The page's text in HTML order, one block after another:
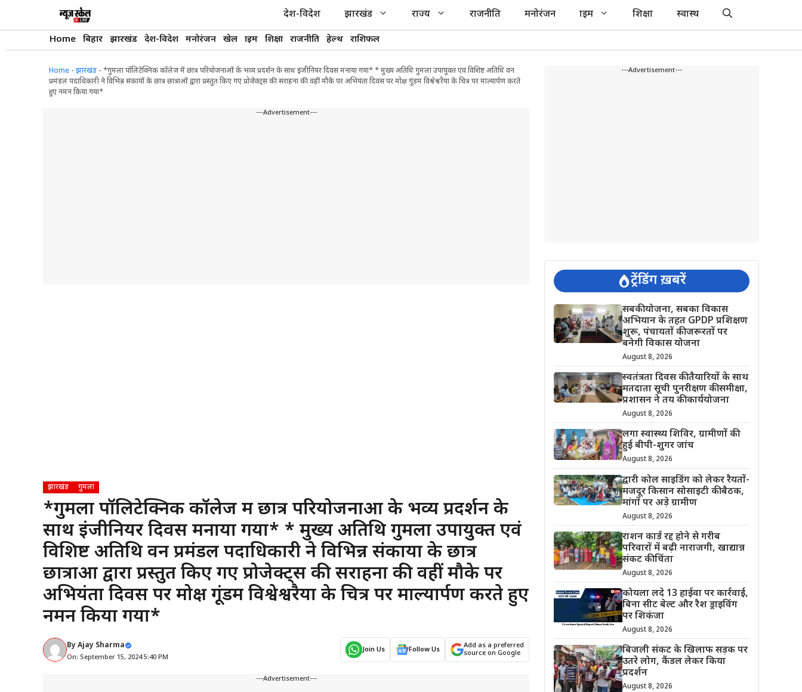
देश-विदेश झारखंड राज्य राजनीति मनोरंजन क्राइम शिक्षा स्वास्थ
Home बिहार झारखंड देश-विदेश मनोरंजन खेल क्राइम शिक्षा राजनीति हेल्थ राशिफल
Home - झारखंड - *गुमला पॉलिटेक्निक कॉलेज में छात्र परियोजनाओं के भव्य प्रदर्शन के साथ इंजीनियर दिवस मनाया गया* * मुख्य अतिथि गुमला उपायुक्त एवं विशिष्ट अतिथि वन
प्रमंडल पदाधिकारी ने विभिन्न संकायों के छात्र छात्राओं द्वारा प्रस्तुत किए गए प्रोजेक्ट्स की सराहना की वहीं मौके पर अभियंता दिवस पर मोक्ष गूंडम विश्वेश्वरैया के चित्र पर माल्यार्पण करते
हुए नमन किया गया*
---Advertisement---
झारखंड गुमला
*गुमला पॉलिटेक्निक कॉलेज में छात्र परियोजनाओं के भव्य प्रदर्शन के
साथ इंजीनियर दिवस मनाया गया* * मुख्य अतिथि गुमला उपायुक्त एवं
विशिष्ट अतिथि वन प्रमंडल पदाधिकारी ने विभिन्न संकायों के छात्र
छात्राओं द्वारा प्रस्तुत किए गए प्रोजेक्ट्स की सराहना की वहीं मौके पर
अभियंता दिवस पर मोक्ष गूंडम विश्वेश्वरैया के चित्र पर माल्यार्पण करते हुए
नमन किया गया*
ByAjay Sharma
On: September 15, 2024 5:40 PM
Join Us Follow Us
Add as a preferred
source on Google
---Advertisement---
---Advertisement---
ट्रेंडिंग ख़बरें
सबकी योजना, सबका विकास
अभियान के तहत GPDP प्रशिक्षण
शुरू, पंचायतों की जरूरतों पर
बनेगी विकास योजना
August 8, 2026
स्वतंत्रता दिवस की तैयारियों के साथ
मतदाता सूची पुनरीक्षण की समीक्षा,
प्रशासन ने तय की कार्ययोजना
August 8, 2026
लगा स्वास्थ्य शिविर, ग्रामीणों की
हुई बीपी-शुगर जांच
August 8, 2026
द्वारी कोल साइडिंग को लेकर रैयतों-
मजदूर किसान सोसाइटी की बैठक,
मांगों पर अड़े ग्रामीण
August 8, 2026
राशन कार्ड रद्द होने से गरीब
परिवारों में बढ़ी नाराजगी, खाद्यान्न
संकट की चिंता
August 8, 2026
कोयला लदे 13 हाईवा पर कार्रवाई,
बिना सीट बेल्ट और रैश ड्राइविंग
पर शिकंजा
August 8, 2026
बिजली संकट के खिलाफ सड़क पर
उतरे लोग, कैंडल लेकर किया
प्रदर्शन
August 8, 2026